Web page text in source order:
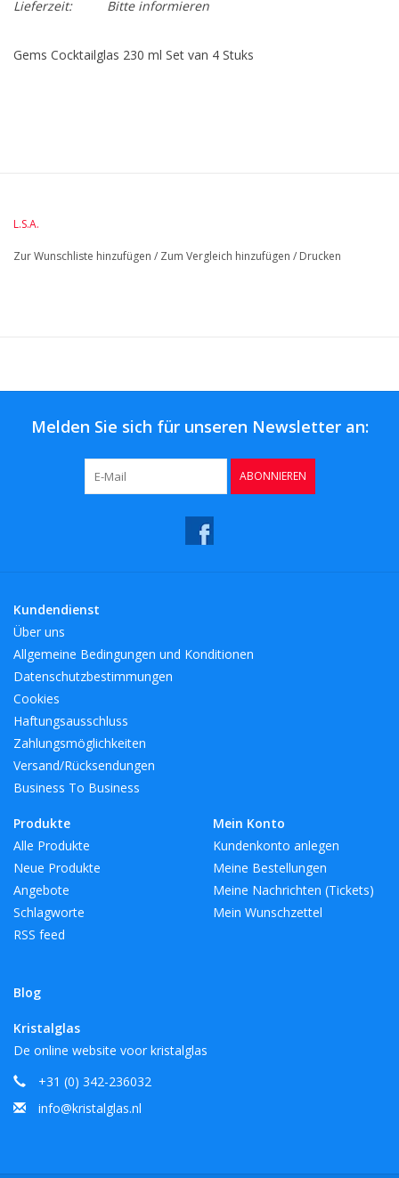
Lieferzeit:
Bitte informieren
Gems Cocktailglas 230 ml Set van 4 Stuks
L.S.A.
Zur Wunschliste hinzufügen / Zum Vergleich hinzufügen / Drucken
Melden Sie sich für unseren Newsletter an:
ABONNIEREN
Kundendienst
Über uns
Allgemeine Bedingungen und Konditionen
Datenschutzbestimmungen
Cookies
Haftungsausschluss
Zahlungsmöglichkeiten
Versand/Rücksendungen
Business To Business
Produkte
Alle Produkte
Neue Produkte
Angebote
Schlagworte
RSS feed
Blog
Mein Konto
Kundenkonto anlegen
Meine Bestellungen
Meine Nachrichten (Tickets)
Mein Wunschzettel
Kristalglas
De online website voor kristalglas
+31 (0) 342-236032
info@kristalglas.nl